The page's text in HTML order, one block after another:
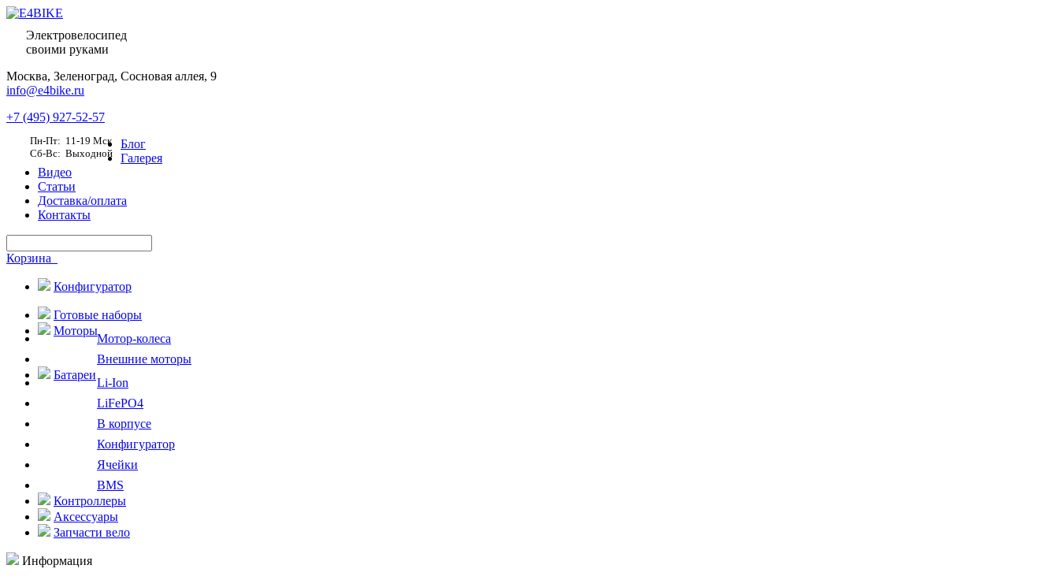
Электровелосипед
своими руками
Москва, Зеленоград, Сосновая аллея, 9
info@e4bike.ru
+7 (495) 927-52-57
Пн-Пт: 11-19 Мск
Сб-Вс: Выходной
Блог
Галерея
Видео
Статьи
Доставка/оплата
Контакты
Корзина
Конфигуратор
Готовые наборы
Моторы
Мотор-колеса
Внешние моторы
Батареи
Li-Ion
LiFePO4
В корпусе
Конфигуратор
Ячейки
BMS
Контроллеры
Аксессуары
Запчасти вело
Информация